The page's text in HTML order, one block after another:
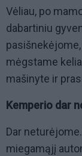
Vėliau, po
dabartiniu
mėgstame
mašinyte ir
Kemperio dar
Dar
miegamąjį